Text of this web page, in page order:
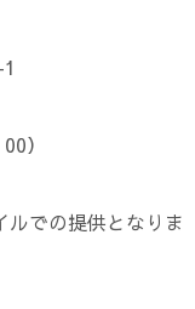
）
での提供となりま